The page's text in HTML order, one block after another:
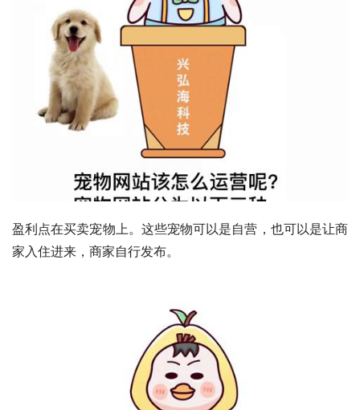
盈利点在买卖宠物上。这些宠物可以是自营，也可以是让商
家入住进来，商家自行发布。